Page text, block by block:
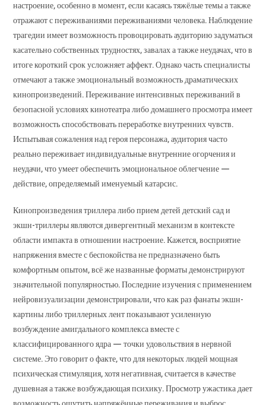
настроение, особенно в момент, если касаясь тяжёлые темы а также
отражают с переживаниями переживаниями человека. Наблюдение
трагедии имеет возможность провоцировать аудиторию задуматься
касательно собственных трудностях, завалах а также неудачах, что в
итоге короткий срок усложняет аффект. Однако часть специалисты
отмечают а также эмоциональный возможность драматических
кинопроизведений. Переживание интенсивных переживаний в
безопасной условиях кинотеатра либо домашнего просмотра имеет
возможность способствовать переработке внутренних чувств.
Испытывая сожаления над героя персонажа, аудитория часто
реально переживает индивидуальные внутренние огорчения и
неудачи, что умеет обеспечить эмоциональное облегчение —
действие, определяемый именуемый катарсис.
Кинопроизведения триллера либо прием детей детский сад и
экшн-триллеры являются дивергентный механизм в контексте
области импакта в отношении настроение. Кажется, восприятие
напряжения вместе с беспокойства не предназначено быть
комфортным опытом, всё же названные форматы демонстрируют
значительной популярностью. Последние изучения с применением
нейровизуализации демонстрировали, что как раз фанаты экшн-
картины либо триллерных лент показывают усиленную
возбуждение амигдального комплекса вместе с
классифицированного ядра — точки удовольствия в нервной
системе. Это говорит о факте, что для некоторых людей мощная
психическая стимуляция, хотя негативная, считается в качестве
душевная а также возбуждающая психику. Просмотр ужастика дает